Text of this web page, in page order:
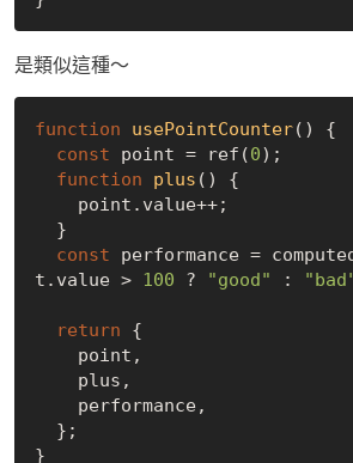
是類似這種～
function usePointCounter( ) {
const point = ref(0);
function
plus ( ) {
const performance =
t.value > 100 ? "good" :
return {